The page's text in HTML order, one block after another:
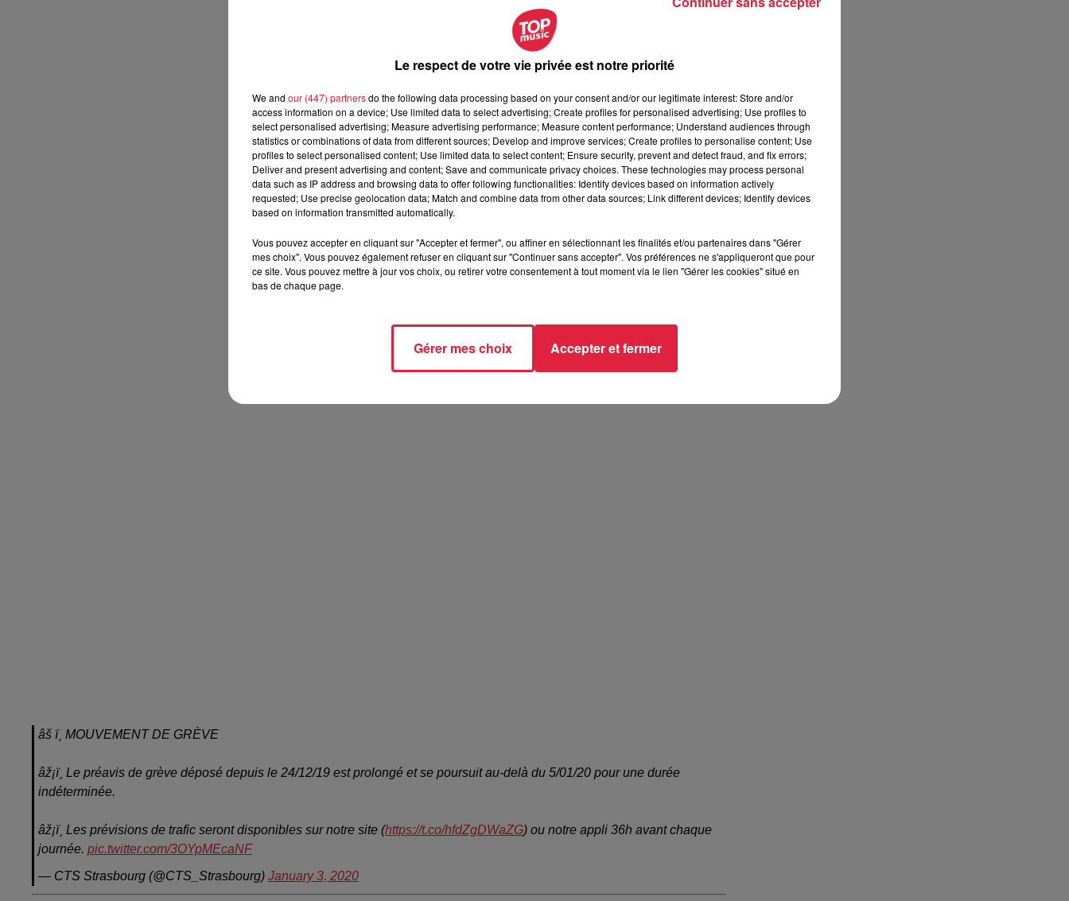
âš ï¸ MOUVEMENT DE GRÈVE
âž¡ï¸ Le préavis de grève déposé depuis le 24/12/19 est prolongé et se poursuit au-delà du 5/01/20 pour une durée
indéterminée.
âž¡ï¸ Les prévisions de trafic seront disponibles sur notre site (https://t.co/hfdZgDWaZG) ou notre appli 36h avant chaque
journée. pic.twitter.com/3OYpMEcaNF
— CTS Strasbourg (@CTS_Strasbourg) January 3, 2020
Le respect de votre vie privée est notre priorité
We and our (447) partnersdo the following data processing based on your consent and/or our legitimate interest: Store and/or
access information on a device; Use limited data to select advertising; Create profiles for personalised advertising; Use profiles to
select personalised advertising; Measure advertising performance; Measure content performance; Understand audiences through
statistics or combinations of data from different sources; Develop and improve services; Create profiles to personalise content; Use
profiles to select personalised content; Use limited data to select content; Ensure security, prevent and detect fraud, and fix errors;
Deliver and present advertising and content; Save and communicate privacy choices. These technologies may process personal
data such as IP address and browsing data to offer following functionalities: Identify devices based on information actively
requested; Use precise geolocation data; Match and combine data from other data sources; Link different devices; Identify devices
based on information transmitted automatically.
Vous pouvez accepter en cliquant sur "Accepter et fermer", ou affiner en sélectionnant les finalités et/ou partenaires dans "Gérer
mes choix". Vous pouvez également refuser en cliquant sur "Continuer sans accepter". Vos préférences ne s'appliqueront que pour
ce site. Vous pouvez mettre à jour vos choix, ou retirer votre consentement à tout moment via le lien "Gérer les cookies" situé en
bas de chaque page.
Gérer mes choix Accepter et fermer